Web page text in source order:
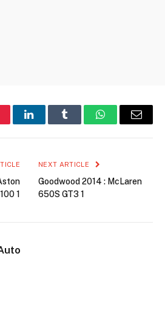
LinkedInTumblr WhatsAppEmail
1
NEXT ARTICLE
Goodwood 2014 : McLaren
650S GT3 1